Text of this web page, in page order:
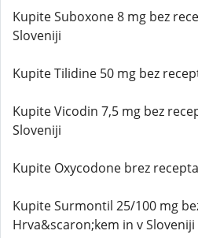
Kupite Suboxone 8 mg bez
Sloveniji
Kupite Tilidine 50 mg bez
Kupite Vicodin 7,5 mg bez
Sloveniji
Kupite Oxycodone brez
Kupite Surmontil 25/100 mg
Hrva&scaron;kem in v Sloveniji